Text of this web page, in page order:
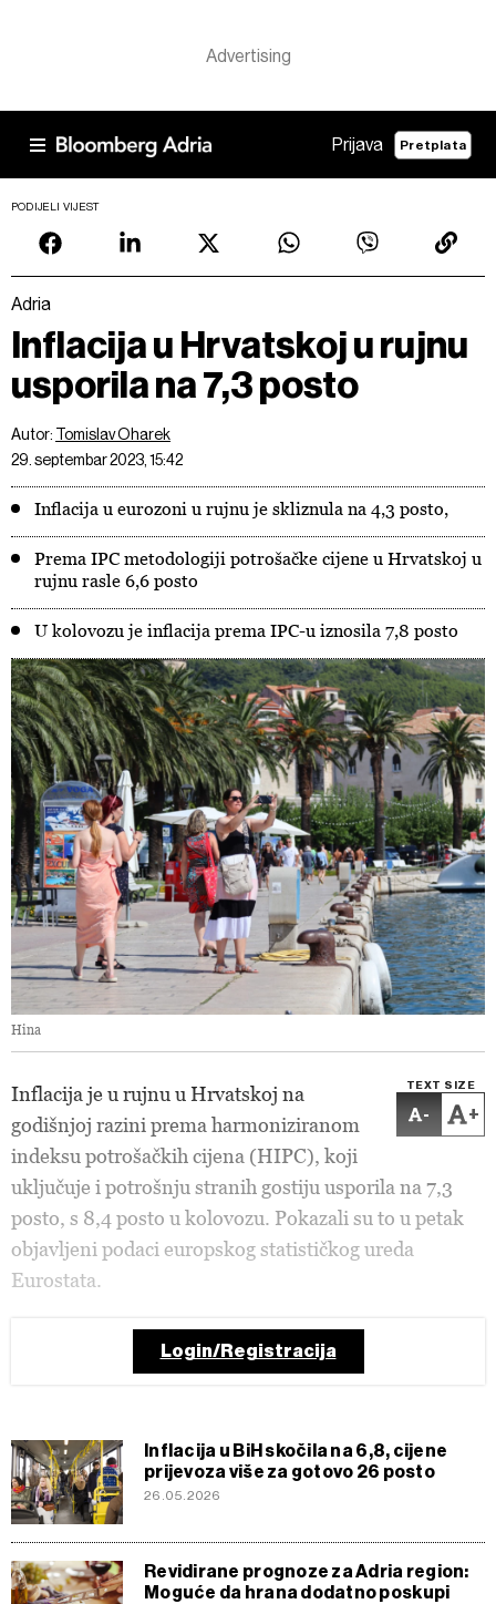
Prijava Pretplata
PODIJELI VIJEST
Adria
Inflacija u Hrvatskoj u rujnu
usporila na 7,3 posto
Autor: Tomislav Oharek
29. septembar 2023, 15:42
Inflacija u eurozoni u rujnu je skliznula na 4,3 posto,
Prema IPC metodologiji potrošačke cijene u Hrvatskoj u
rujnu rasle 6,6 posto
U kolovozu je inflacija prema IPC-u iznosila 7,8 posto
Hina
TEXT SIZE
- +
Inflacija je u rujnu u Hrvatskoj na
godišnjoj razini prema harmoniziranom
indeksu potrošačkih cijena (HIPC), koji
uključuje i potrošnju stranih gostiju usporila na 7,3
posto, s 8,4 posto u kolovozu. Pokazali su to u petak
objavljeni podaci europskog statističkog ureda
Eurostata.
Login/Registracija
Inflacija u BiH skočila na 6,8, cijene
prijevoza više za gotovo 26 posto
26.05.2026
Revidirane prognoze za Adria region:
Moguće da hrana dodatno poskupi